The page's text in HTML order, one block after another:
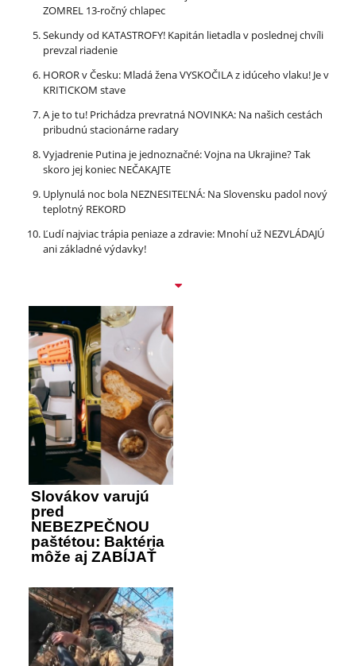
ZOMREL 13-ročný chlapec
Sekundy od KATASTROFY! Kapitán lietadla v poslednej chvíli
prevzal riadenie
HOROR v Česku: Mladá žena VYSKOČILA z idúceho vlaku! Je v
KRITICKOM stave
A je to tu! Prichádza prevratná NOVINKA: Na našich cestách
pribudnú stacionárne radary
Vyjadrenie Putina je jednoznačné: Vojna na Ukrajine? Tak
skoro jej koniec NEČAKAJTE
Uplynulá noc bola NEZNESITEĽNÁ: Na Slovensku padol nový
teplotný REKORD
Ľudí najviac trápia peniaze a zdravie: Mnohí už NEZVLÁDAJÚ
ani základné výdavky!
Slovákov varujú
pred
NEBEZPEČNOU
paštétou: Baktéria
môže aj ZABÍJAŤ